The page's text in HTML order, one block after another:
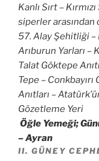
Kanlı Sırt –
siperler
57. Alay Şehitliği –
Arıburun Yarları –
Talat Göktepe
Tepe –
Anıtları –
Gözetleme Yeri
Öğle Yemeği;
– Ayran
II. GÜNEY